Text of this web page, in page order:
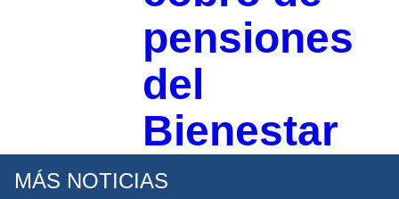
pensiones
del
Bienestar
MÁS NOTICIAS